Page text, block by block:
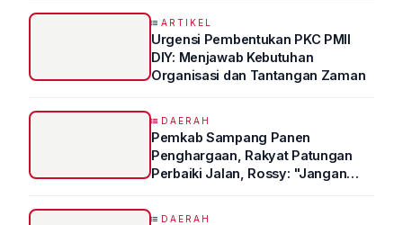
ARTIKEL
Urgensi Pembentukan PKC PMII
DIY: Menjawab Kebutuhan
Organisasi dan Tantangan Zaman
DAERAH
Pemkab Sampang Panen
Penghargaan, Rakyat Patungan
Perbaiki Jalan, Rossy: "Jangan
DAERAH